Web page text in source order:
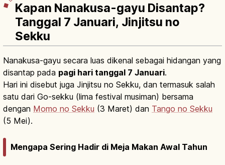
Kapan Nanakusa-gayu Disantap?
Tanggal 7 Januari, Jinjitsu no
Sekku
Nanakusa-gayu secara luas dikenal sebagai hidangan yang
disantap pada pagi hari tanggal 7 Januari.
Hari ini disebut juga Jinjitsu no Sekku, dan termasuk salah
satu dari Go-sekku (lima festival musiman) bersama
dengan Momo no Sekku (3 Maret) dan Tango no Sekku
(5 Mei).
Mengapa Sering Hadir di Meja Makan Awal Tahun